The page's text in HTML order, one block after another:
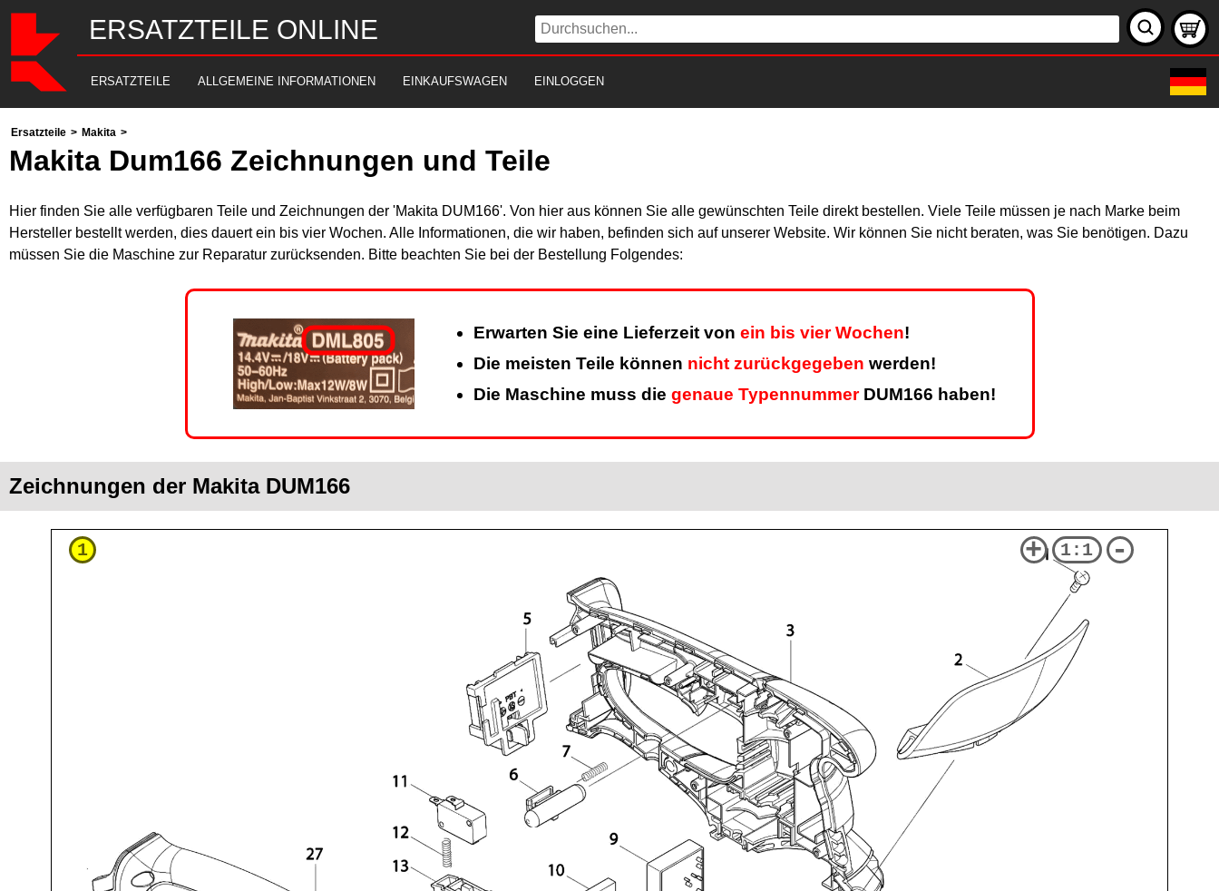
ERSATZTEILE ONLINE
ERSATZTEILE ALLGEMEINE INFORMATIONEN EINKAUFSWAGEN EINLOGGEN
Ersatzteile > Makita >
Makita Dum166 Zeichnungen und Teile
Hier finden Sie alle verfügbaren Teile und Zeichnungen der 'Makita DUM166'. Von hier aus können Sie alle gewünschten Teile direkt bestellen. Viele Teile müssen je nach Marke beim
Hersteller bestellt werden, dies dauert ein bis vier Wochen. Alle Informationen, die wir haben, befinden sich auf unserer Website. Wir können Sie nicht beraten, was Sie benötigen. Dazu
müssen Sie die Maschine zur Reparatur zurücksenden. Bitte beachten Sie bei der Bestellung Folgendes:
Erwarten Sie eine Lieferzeit von ein bis vier Wochen!
Die meisten Teile können nicht zurückgegeben werden!
Die Maschine muss die genaue TypennummerDUM166 haben!
Zeichnungen der Makita DUM166
1 + 1:1 -